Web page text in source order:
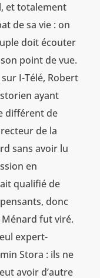
et totalement
de sa vie : on
doit écouter
point de vue.
I-Télé, Robert
ayant
différent de
de la
sans avoir lu
en
qualifié de
donc
Ménard fut viré.
expert-
Stora : ils ne
avoir d’autre